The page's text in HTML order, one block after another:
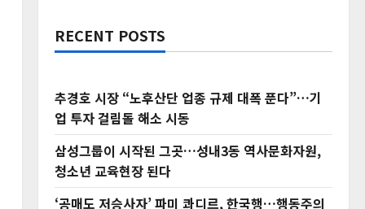
RECENT POSTS
추경호 시장 “노후산단 업종 규제 대폭 푼다”…기
업 투자 걸림돌 해소 시동
삼성그룹이 시작된 그곳…성내3동 역사문화자원,
청소년 교육현장 된다
‘공매도 저승사자’ 파미 콰디르, 한국행…행동주의